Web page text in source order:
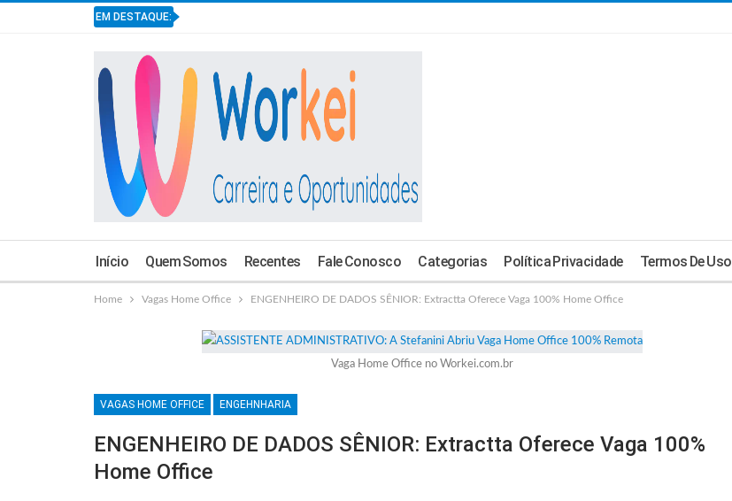
EM DESTAQUE:
Início Quem Somos Recentes Fale Conosco Categorias Política Privacidade Termos De Uso
Home Vagas Home Office ENGENHEIRO DE DADOS SÊNIOR: Extractta Oferece Vaga 100% Home Office
Vaga Home Office no Workei.com.br
VAGAS HOME OFFICE ENGEHNHARIA
ENGENHEIRO DE DADOS SÊNIOR: Extractta Oferece Vaga 100%
Home Office